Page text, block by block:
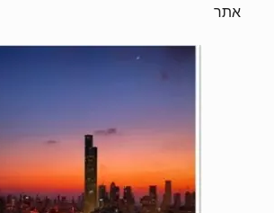
אתר